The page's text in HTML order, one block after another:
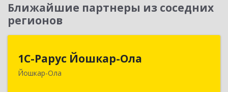
Ближайшие партнеры из соседних
регионов
1С-Рарус Йошкар-Ола
Йошкар-Ола
424004, Марий Эл Респ, Йошкар-Ола г, Волкова